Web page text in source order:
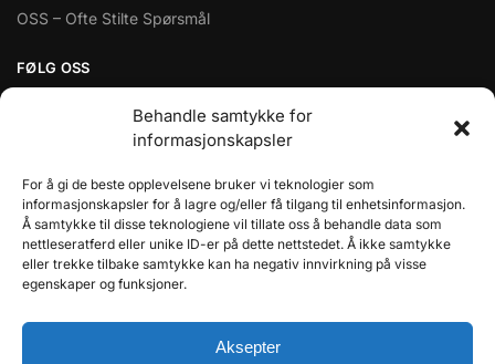
Behandle samtykke for
informasjonskapsler
For å gi de beste opplevelsene bruker vi teknologier som
informasjonskapsler for å lagre og/eller få tilgang til enhetsinformasjon.
Å samtykke til disse teknologiene vil tillate oss å behandle data som
nettleseratferd eller unike ID-er på dette nettstedet. Å ikke samtykke
eller trekke tilbake samtykke kan ha negativ innvirkning på visse
egenskaper og funksjoner.
Aksepter
OSS – Ofte Stilte Spørsmål
FØLG OSS
TILBAKEMELDINGER FRA KUNDER
Jan Asbjørn Kvalsund
Verified owner
5/5